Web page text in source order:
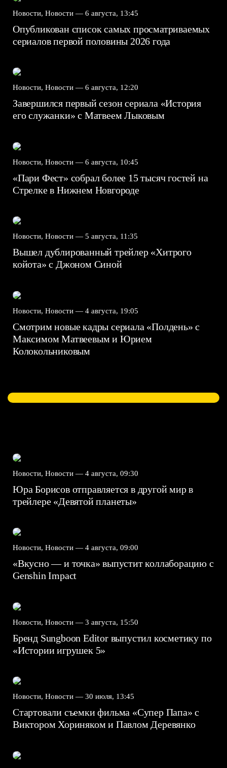
Новости, Новости — 6 августа, 13:45
Опубликован список самых просматриваемых
сериалов первой половины 2026 года
Новости, Новости — 6 августа, 12:20
Завершился первый сезон сериала «История
его служанки» с Матвеем Лыковым
Новости, Новости — 6 августа, 10:45
«Пари Фест» собрал более 15 тысяч гостей на
Стрелке в Нижнем Новгороде
Новости, Новости — 5 августа, 11:35
Вышел дублированный трейлер «Хитрого
койота» с Джоном Синой
Новости, Новости — 4 августа, 19:05
Смотрим новые кадры сериала «Полдень» с
Максимом Матвеевым и Юрием
Колокольниковым
Новости, Новости — 4 августа, 09:30
Юра Борисов отправляется в другой мир в
трейлере «Девятой планеты»
Новости, Новости — 4 августа, 09:00
«Вкусно — и точка» выпустит коллаборацию с
Genshin Impact⁠⁠
Новости, Новости — 3 августа, 15:50
Бренд Sungboon Editor выпустил косметику по
«Истории игрушек 5»
Новости, Новости — 30 июля, 13:45
Стартовали съемки фильма «Супер Папа» с
Виктором Хориняком и Павлом Деревянко